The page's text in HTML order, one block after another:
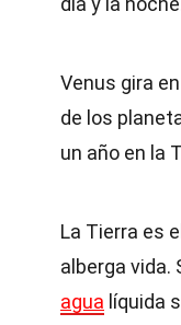
Venus gira
de los
un año en la
La Tierra es
alberga vida.
agua líquida